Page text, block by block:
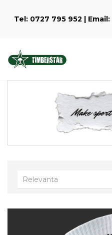
Tel: 0727 795 952 | Email:
Relevanta